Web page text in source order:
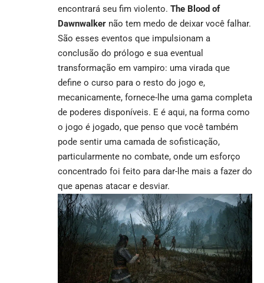
encontrará seu fim violento. The Blood of
Dawnwalker não tem medo de deixar você falhar.
São esses eventos que impulsionam a
conclusão do prólogo e sua eventual
transformação em vampiro: uma virada que
define o curso para o resto do jogo e,
mecanicamente, fornece-lhe uma gama completa
de poderes disponíveis. E é aqui, na forma como
o jogo é jogado, que penso que você também
pode sentir uma camada de sofisticação,
particularmente no combate, onde um esforço
concentrado foi feito para dar-lhe mais a fazer do
que apenas atacar e desviar.